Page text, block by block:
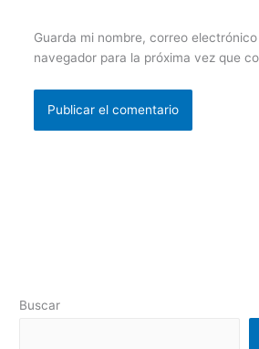
Guarda mi nombre, correo
navegador para la próxima vez que
Buscar